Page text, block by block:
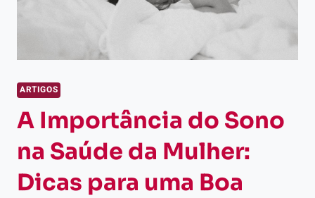
ARTIGOS
A Importância do Sono
na Saúde da Mulher:
Dicas para uma Boa